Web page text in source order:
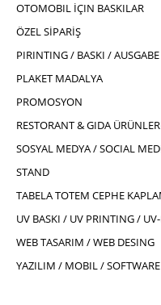
OTOMOBIL İÇIN BASKILAR
ÖZEL SİPARİŞ
PIRINTING / BASKI / AUSGABE
PLAKET MADALYA
PROMOSYON
RESTORANT & GIDA
SOSYAL MEDYA / SOCIAL
STAND
TABELA TOTEM CEPHE
UV BASKI / UV PRINTING /
WEB TASARIM / WEB DESING
YAZILIM / MOBIL / SOFTWARE